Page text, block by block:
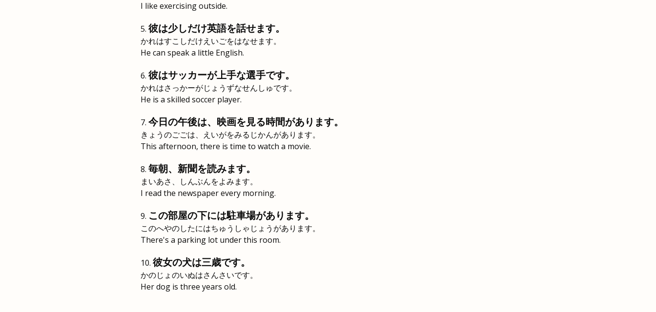
I like exercising outside.
彼は少しだけ英語を話せます。
かれはすこしだけえいごをはなせます。
He can speak a little English.
彼はサッカーが上手な選手です。
かれはさっかーがじょうずなせんしゅです。
He is a skilled soccer player.
今日の午後は、映画を見る時間があります。
きょうのごごは、えいがをみるじかんがあります。
This afternoon, there is time to watch a movie.
毎朝、新聞を読みます。
まいあさ、しんぶんをよみます。
I read the newspaper every morning.
この部屋の下には駐車場があります。
このへやのしたにはちゅうしゃじょうがあります。
There's a parking lot under this room.
彼女の犬は三歳です。
かのじょのいぬはさんさいです。
Her dog is three years old.